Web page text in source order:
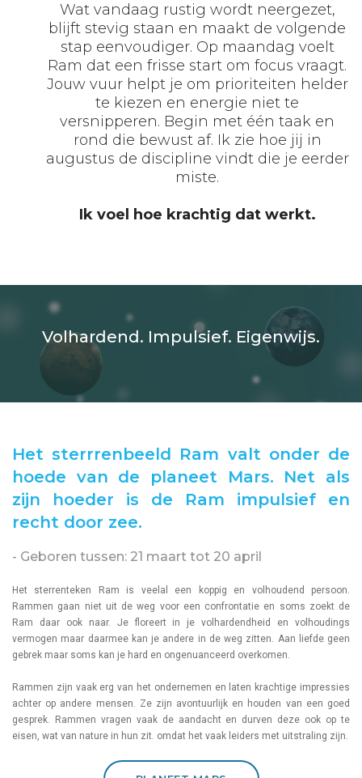
Wat vandaag rustig wordt neergezet,
blijft stevig staan en maakt de volgende
stap eenvoudiger. Op maandag voelt
Ram dat een frisse start om focus vraagt.
Jouw vuur helpt je om prioriteiten helder
te kiezen en energie niet te
versnipperen. Begin met één taak en
rond die bewust af. Ik zie hoe jij in
augustus de discipline vindt die je eerder
miste.
Ik voel hoe krachtig dat werkt.
Volhardend. Impulsief. Eigenwijs.
Het sterrrenbeeld Ram valt onder de
hoede van de planeet Mars. Net als
zijn hoeder is de Ram impulsief en
recht door zee.
- Geboren tussen: 21 maart tot 20 april
Het sterrenteken Ram is veelal een koppig en volhoudend persoon.
Rammen gaan niet uit de weg voor een confrontatie en soms zoekt de
Ram daar ook naar. Je floreert in je volhardendheid en volhoudings
vermogen maar daarmee kan je andere in de weg zitten. Aan liefde geen
gebrek maar soms kan je hard en ongenuanceerd overkomen.
Rammen zijn vaak erg van het ondernemen en laten krachtige impressies
achter op andere mensen. Ze zijn avontuurlijk en houden van een goed
gesprek. Rammen vragen vaak de aandacht en durven deze ook op te
eisen, wat van nature in hun zit. omdat het vaak leiders met uitstraling zijn.